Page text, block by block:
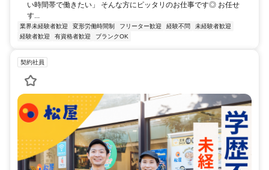
い時間帯で働きたい」 そんな方にピッタリのお仕事です◎ お任せ
す...
業界未経験者歓迎 変形労働時間制 フリーター歓迎 経験不問
未経験者歓迎
経験者歓迎
有資格者歓迎 ブランクOK
契約社員